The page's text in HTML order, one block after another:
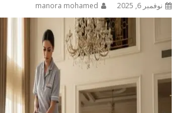
نوفمبر 6, 2025 manora mohamed